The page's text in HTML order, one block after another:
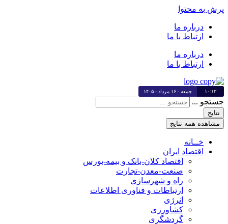
پرش به محتوا
درباره ما
ارتباط با ما
درباره ما
ارتباط با ما
۱۰:۱۳ جمعه - ۱۶ مرداد - ۱۴۰۵
جستجو ...
نتایج
مشاهده همه نتایج
خــانه
اقتصاد ایران
اقتصاد کلان-بانک و بیمه-بورس
صنعت-معدن-تجارت
راه و شهرسازی
ارتباطات و فناوری اطلاعات
انرژی
کشاورزی
گردشگری